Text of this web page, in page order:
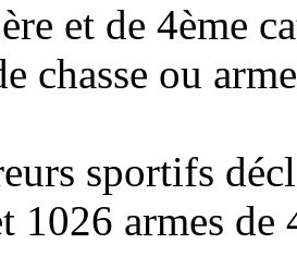
et de 4ème
chasse ou
sportifs
1026 armes de